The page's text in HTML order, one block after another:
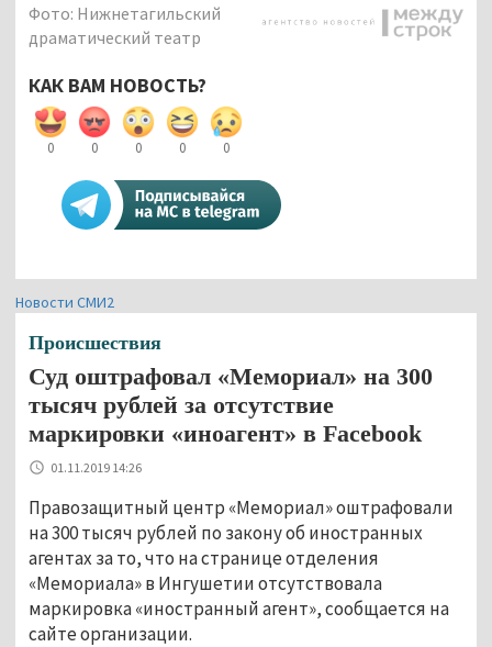
Фото: Нижнетагильский
драматический театр
КАК ВАМ НОВОСТЬ?
0 0 0 0 0
Новости СМИ2
Происшествия
Суд оштрафовал «Мемориал» на 300
тысяч рублей за отсутствие
маркировки «иноагент» в Facebook
01.11.2019 14:26
Правозащитный центр «Мемориал» оштрафовали
на 300 тысяч рублей по закону об иностранных
агентах за то, что на странице отделения
«Мемориала» в Ингушетии отсутствовала
маркировка «иностранный агент», сообщается на
сайте организации.